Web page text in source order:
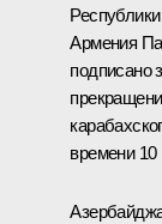
Армения
подписано
времени 10